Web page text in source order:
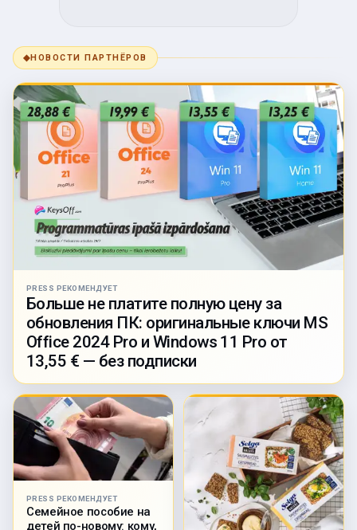
◆НОВОСТИ ПАРТНЁРОВ
PRESS РЕКОМЕНДУЕТ
Больше не платите полную цену за
обновления ПК: оригинальные ключи MS
Office 2024 Pro и Windows 11 Pro от
13,55 € — без подписки
PRESS РЕКОМЕНДУЕТ
Семейное пособие на
детей по-новому: кому,